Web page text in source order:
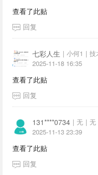
查看了此贴
回复
七彩人生 | 小何1 | 技
2025-11-18 16:35
查看了此贴
回复
131****0734 | 无 | 无
2025-11-13 23:39
查看了此贴
回复